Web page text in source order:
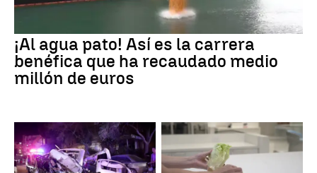
¡Al agua pato! Así es la carrera
benéfica que ha recaudado medio
millón de euros